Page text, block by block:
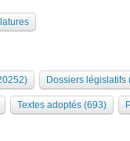
Bureau Collège des
Dossiers législatifs
Textes adoptés (693)